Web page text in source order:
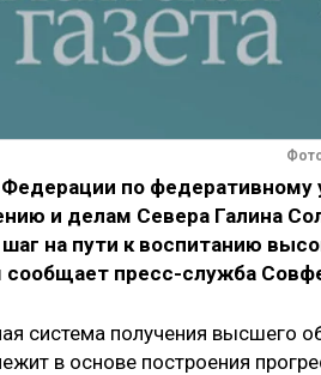
по федеративному
и делам Севера Галина
на пути к воспитанию
сообщает пресс-служба
система получения высшего
в основе построения